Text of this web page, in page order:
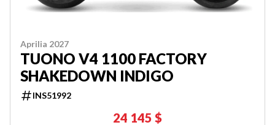
Aprilia 2027
TUONO V4 1100 FACTORY
SHAKEDOWN INDIGO
INS51992
24 145 $